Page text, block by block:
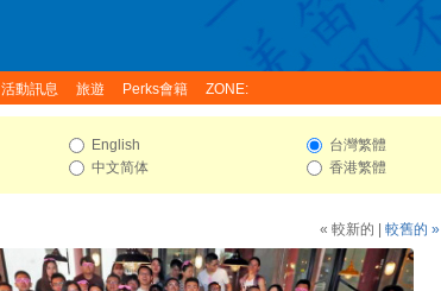
活動訊息 旅遊 Perks會籍 ZONE:
English
中文简体
台灣繁體
香港繁體
« 較新的 較舊的 »